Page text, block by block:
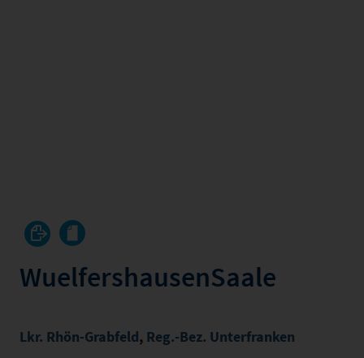
WuelfershausenSaale
Lkr. Rhön-Grabfeld, Reg.-Bez. Unterfranken